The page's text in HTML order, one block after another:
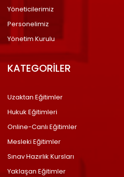
Yöneticilerimiz
Personelimiz
Yönetim Kurulu
KATEGORİLER
Uzaktan Eğitimler
Hukuk Eğitimleri
Online-Canlı Eğitimler
Mesleki Eğitimler
Sınav Hazırlık Kursları
Yaklaşan Eğitimler